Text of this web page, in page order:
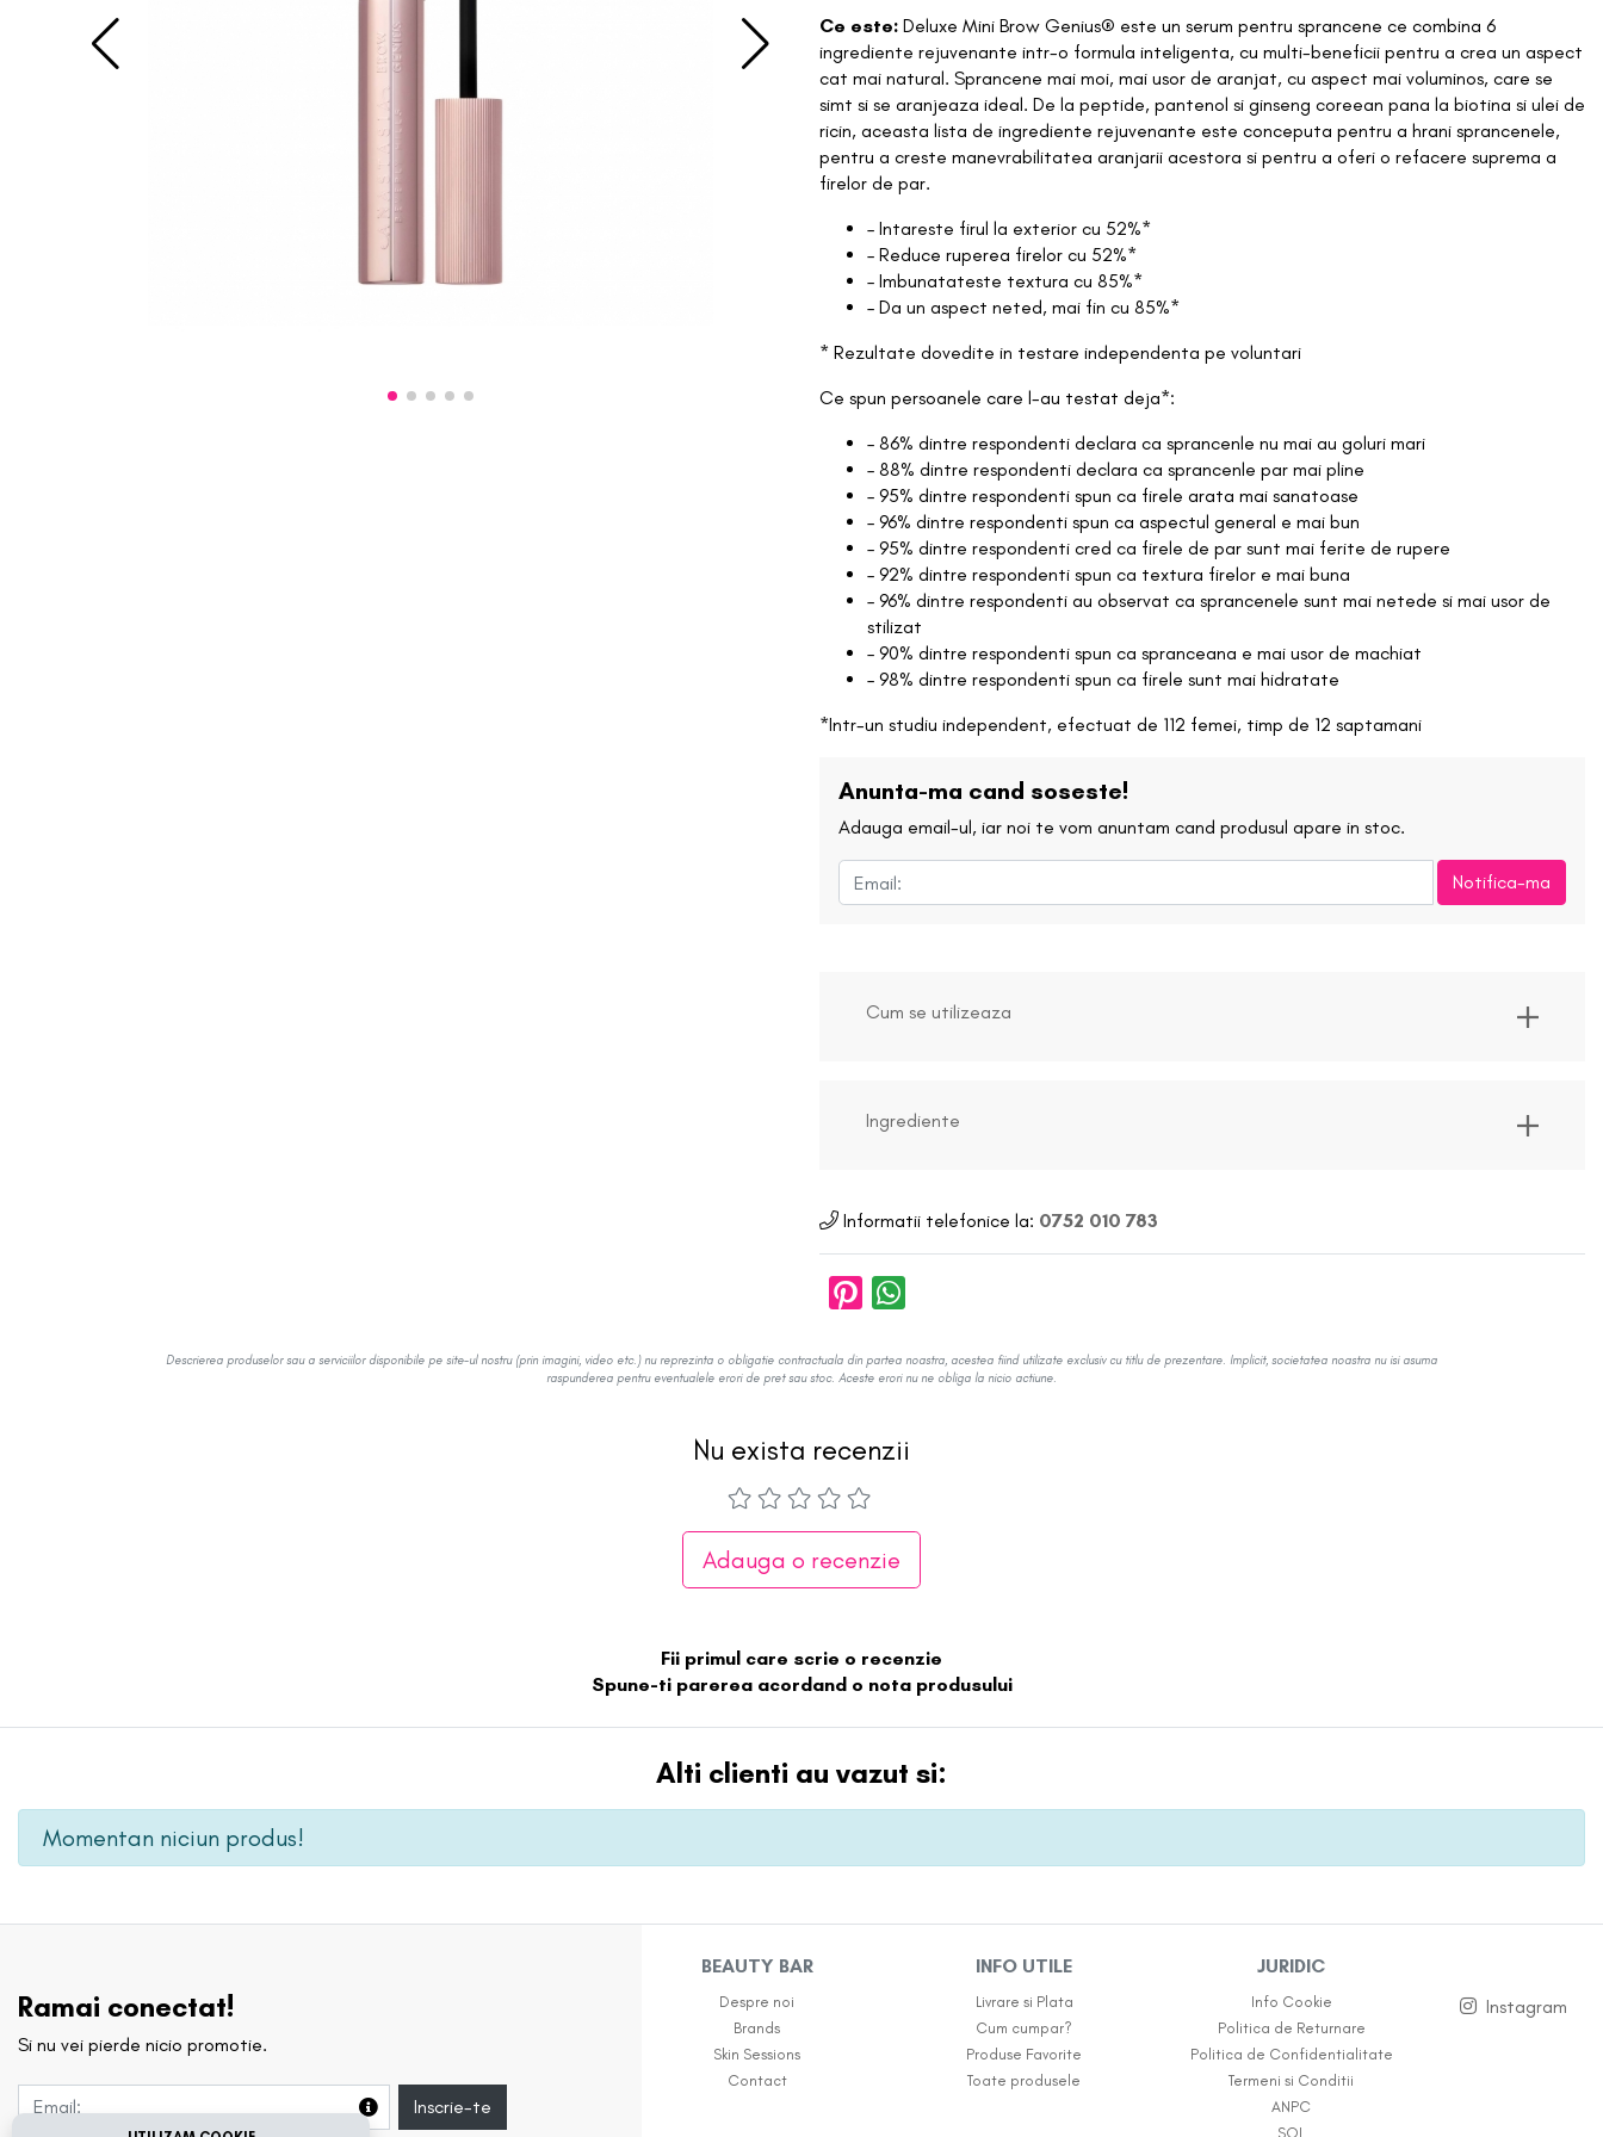
Nou Adaugate
Best Sellers
Concierge
SKIN SESSIONS
Bronzer
Sprancene
Sclipici
Fard de pleoape
Creion de buze
Ruj
Ruj Lichid/Gloss
Kit-uri de buze
Charlotte Tillbury
COSRX
Glossier
Karla Cosmetics
Krave Beauty
Lemonhead Los Angeles
Patrick Ta
Ce este: Deluxe Mini Brow Genius® este un serum pentru sprancene ce combina 6
ingrediente rejuvenante intr-o formula inteligenta, cu multi-beneficii pentru a crea un aspect
cat mai natural. Sprancene mai moi, mai usor de aranjat, cu aspect mai voluminos, care se
simt si se aranjeaza ideal. De la peptide, pantenol si ginseng coreean pana la biotina si ulei de
ricin, aceasta lista de ingrediente rejuvenante este conceputa pentru a hrani sprancenele,
pentru a creste manevrabilitatea aranjarii acestora si pentru a oferi o refacere suprema a
firelor de par.
– Intareste firul la exterior cu 52%*
– Reduce ruperea firelor cu 52%*
– Imbunatateste textura cu 85%*
– Da un aspect neted, mai fin cu 85%*
* Rezultate dovedite in testare independenta pe voluntari
Ce spun persoanele care l-au testat deja*:
– 86% dintre respondenti declara ca sprancenle nu mai au goluri mari
– 88% dintre respondenti declara ca sprancenle par mai pline
– 95% dintre respondenti spun ca firele arata mai sanatoase
– 96% dintre respondenti spun ca aspectul general e mai bun
– 95% dintre respondenti cred ca firele de par sunt mai ferite de rupere
– 92% dintre respondenti spun ca textura firelor e mai buna
– 96% dintre respondenti au observat ca sprancenele sunt mai netede si mai usor de
stilizat
– 90% dintre respondenti spun ca spranceana e mai usor de machiat
– 98% dintre respondenti spun ca firele sunt mai hidratate
*Intr-un studiu independent, efectuat de 112 femei, timp de 12 saptamani
Anunta-ma cand soseste!
Adauga email-ul, iar noi te vom anuntam cand produsul apare in stoc.
Notifica-ma
Cum se utilizeaza
Ingrediente
Informatii telefonice la: 0752 010 783
Descrierea produselor sau a serviciilor disponibile pe site-ul nostru (prin imagini, video etc.) nu reprezinta o obligatie contractuala din partea noastra, acestea fiind utilizate exclusiv cu titlu de prezentare. Implicit, societatea noastra nu isi asuma
raspunderea pentru eventualele erori de pret sau stoc. Aceste erori nu ne obliga la nicio actiune.
Nu exista recenzii
Adauga o recenzie
Fii primul care scrie o recenzie
Spune-ti parerea acordand o nota produsului
Alti clienti au vazut si:
Momentan niciun produs!
Ramai conectat!
Si nu vei pierde nicio promotie.
Inscrie-te
BEAUTY BAR
Despre noi
Brands
Skin Sessions
Contact
INFO UTILE
Livrare si Plata
Cum cumpar?
Produse Favorite
Toate produsele
JURIDIC
Info Cookie
Politica de Returnare
Politica de Confidentialitate
Termeni si Conditii
ANPC
SOL
Instagram